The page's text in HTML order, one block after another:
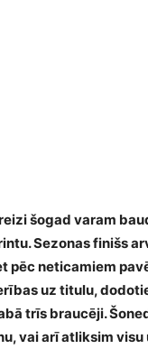
šogad varam
Sezonas finišs
pēc neticamiem
uz titulu,
trīs braucēji.
vai arī atliksim visu